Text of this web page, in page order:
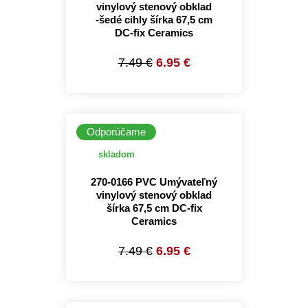
vinylový stenový obklad
-šedé cihly šírka 67,5 cm
DC-fix Ceramics
7.49 € 6.95 €
Odporúčame
skladom
270-0166 PVC Umývateľný
vinylový stenový obklad
šírka 67,5 cm DC-fix
Ceramics
7.49 € 6.95 €